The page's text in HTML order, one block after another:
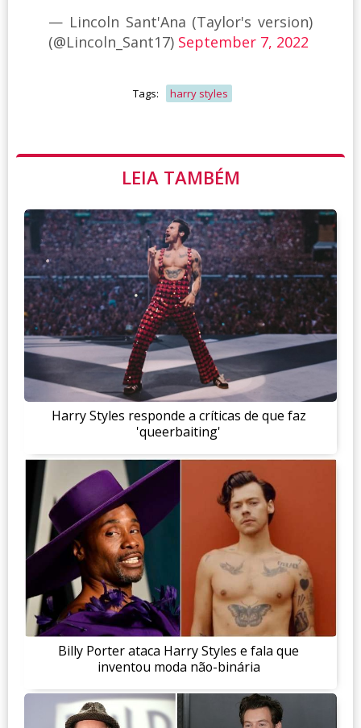
— Lincoln Sant'Ana (Taylor's version)
(@Lincoln_Sant17) September 7, 2022
Tags: harry styles
LEIA TAMBÉM
Harry Styles responde a críticas de que faz
'queerbaiting'
Billy Porter ataca Harry Styles e fala que
inventou moda não-binária